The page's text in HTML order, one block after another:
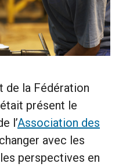
de la Fédération
présent le
l’Association des
avec les
perspectives en